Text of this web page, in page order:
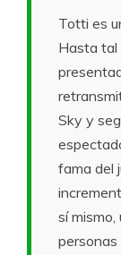
Totti es
Hasta tal
Sky y
fama del
sí mismo,
personas